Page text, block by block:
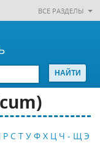
ВСЕ РАЗДЕЛЫ
Р С Т У Ф Х Ц Ч - Щ Э